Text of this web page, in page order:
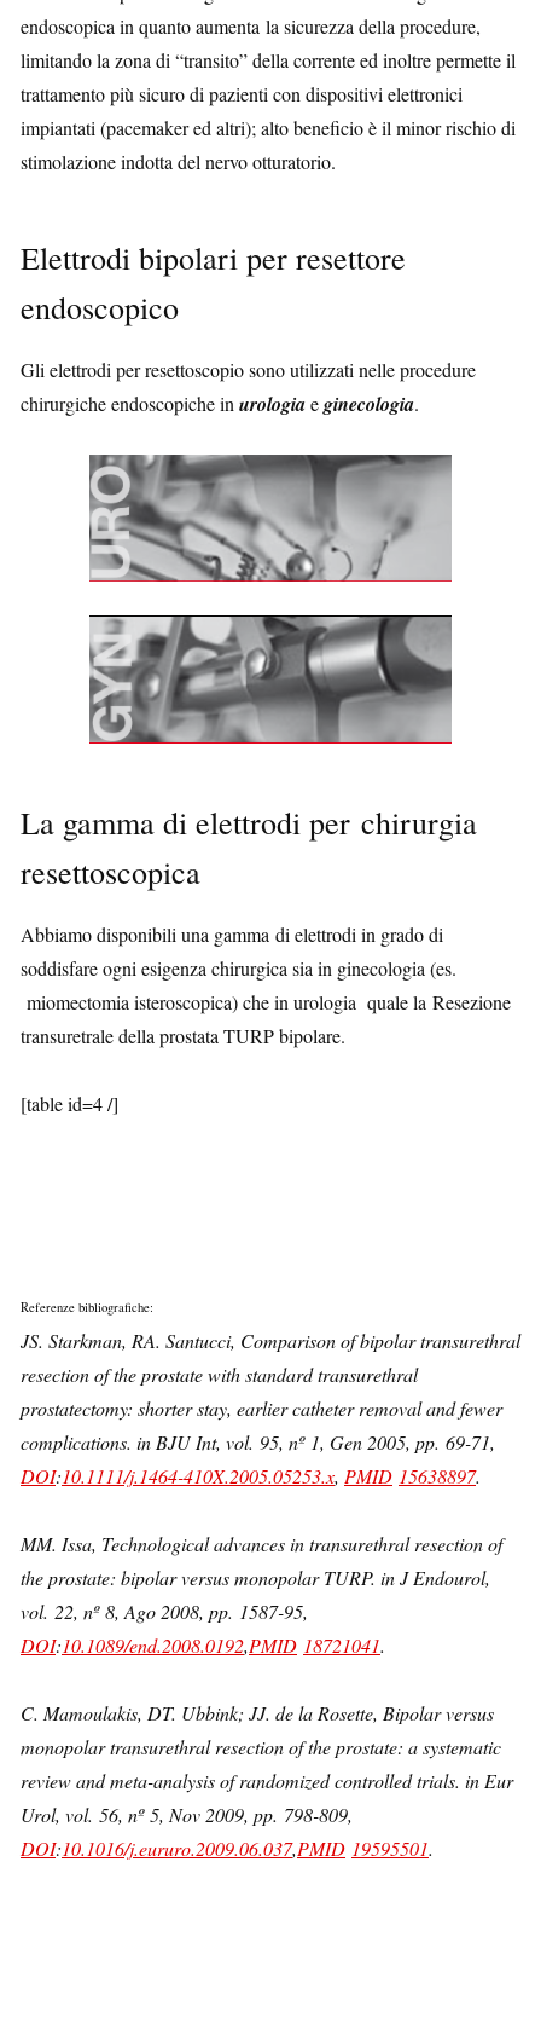
endoscopica in quanto aumenta la sicurezza della procedure,
limitando la zona di “transito” della corrente ed inoltre permette il
trattamento più sicuro di pazienti con dispositivi elettronici
impiantati (pacemaker ed altri); alto beneficio è il minor rischio di
stimolazione indotta del nervo otturatorio.
Elettrodi bipolari per resettore
endoscopico
Gli elettrodi per resettoscopio sono utilizzati nelle procedure
chirurgiche endoscopiche in urologiaeginecologia.
La gamma di elettrodi per chirurgia
resettoscopica
Abbiamo disponibili una gamma di elettrodi in grado di
soddisfare ogni esigenza chirurgica sia in ginecologia (es.
miomectomia isteroscopica) che in urologia quale la Resezione
transuretrale della prostata TURP bipolare.
[table id=4 /]
Referenze bibliografiche:
JS. Starkman, RA. Santucci, Comparison of bipolar transurethral
resection of the prostate with standard transurethral
prostatectomy: shorter stay, earlier catheter removal and fewer
complications. in BJU Int, vol. 95, nº 1, Gen 2005, pp. 69-71,
DOI:10.1111/j.1464-410X.2005.05253.x, PMID 15638897.
MM. Issa, Technological advances in transurethral resection of
the prostate: bipolar versus monopolar TURP. in J Endourol,
vol. 22, nº 8, Ago 2008, pp. 1587-95,
DOI:10.1089/end.2008.0192,PMID 18721041.
C. Mamoulakis, DT. Ubbink; JJ. de la Rosette, Bipolar versus
monopolar transurethral resection of the prostate: a systematic
review and meta-analysis of randomized controlled trials. in Eur
Urol, vol. 56, nº 5, Nov 2009, pp. 798-809,
DOI:10.1016/j.eururo.2009.06.037,PMID 19595501.